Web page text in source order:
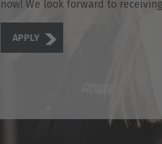
now! We look forward to
APPLY